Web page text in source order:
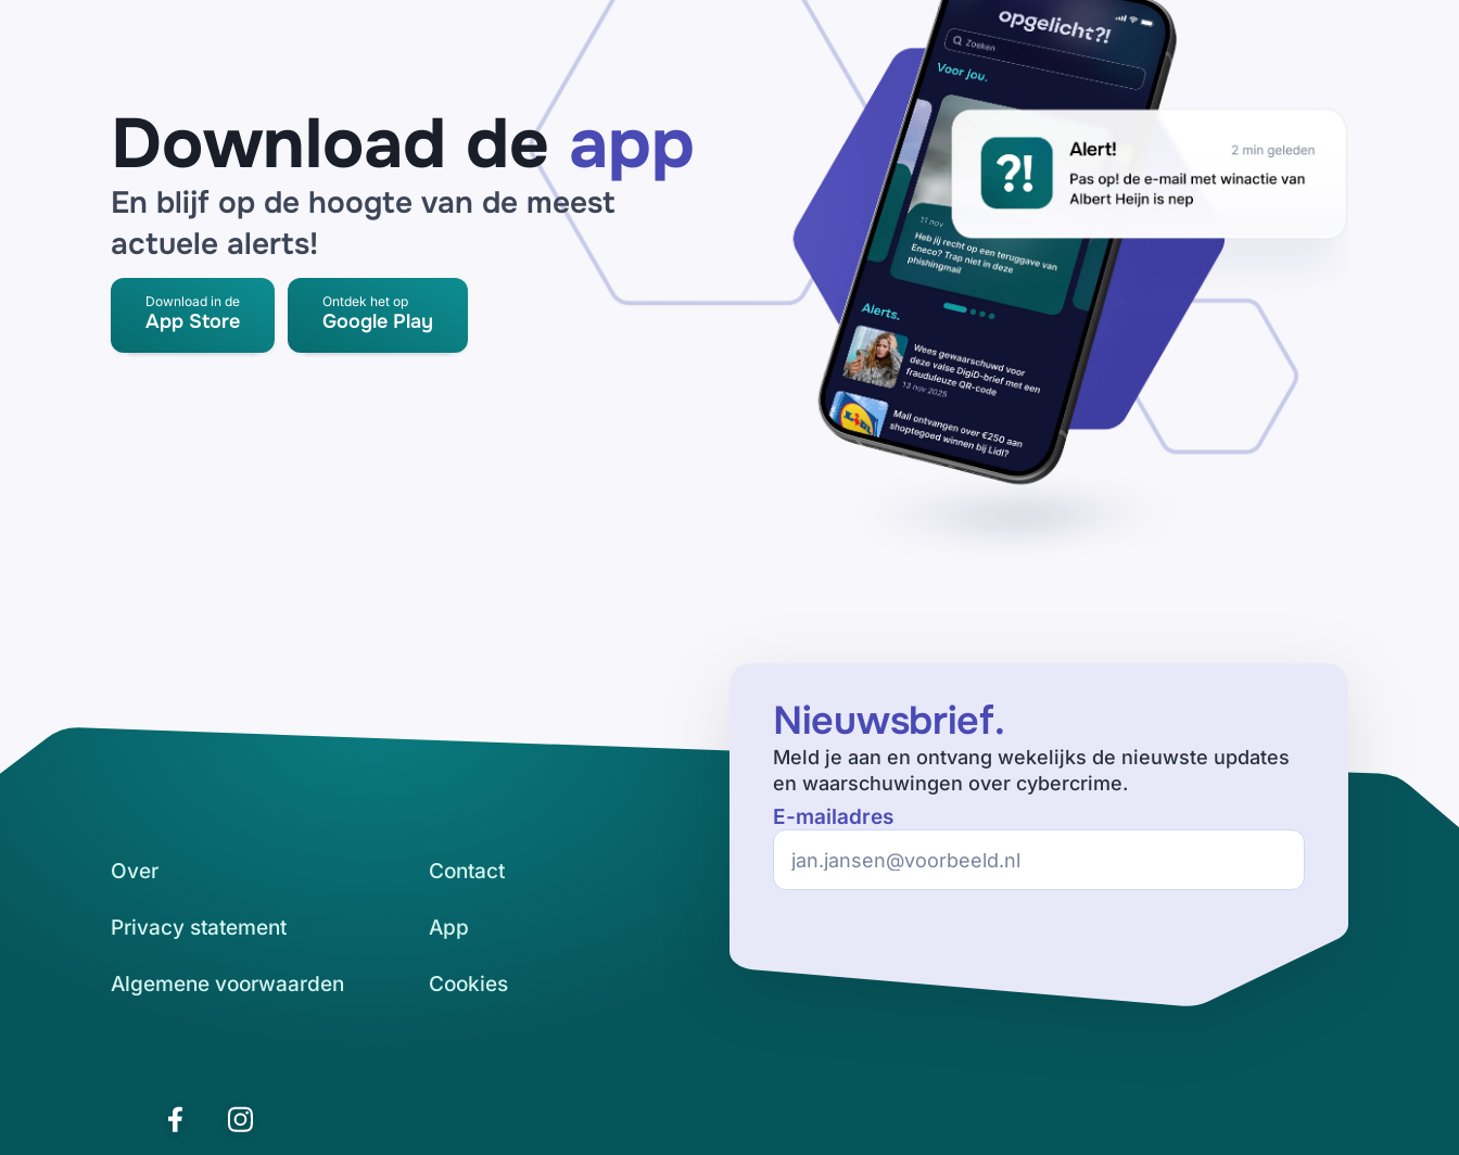
Download de app
En blijf op de hoogte van de meest
actuele alerts!
Download in de
App Store
Ontdek het op
Google Play
Nieuwsbrief.
Meld je aan en ontvang wekelijks de nieuwste updates
en waarschuwingen over cybercrime.
E-mailadres
Over Contact
Privacy statement App
Algemene voorwaarden Cookies